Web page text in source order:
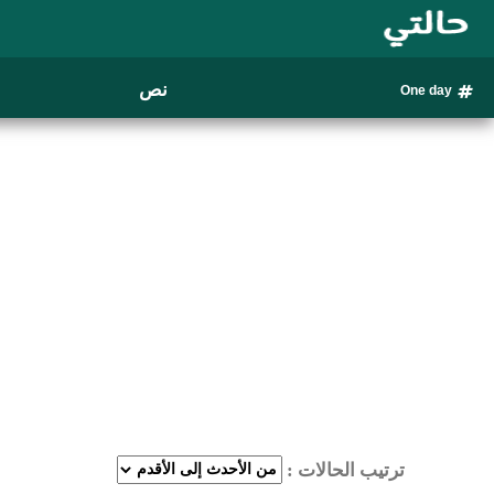
One day نص
ترتيب الحالات :